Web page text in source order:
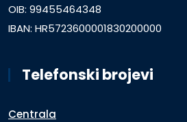
OIB: 99455464348
IBAN: HR5723600001830200000
Telefonski brojevi
Centrala